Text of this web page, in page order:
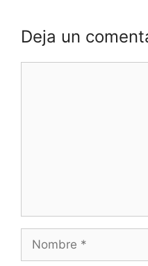
Deja un